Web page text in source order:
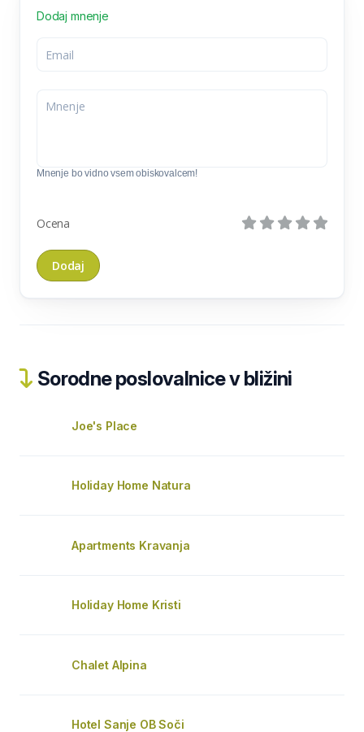
Dodaj mnenje
Mnenje bo vidno vsem obiskovalcem!
Ocena
Sorodne poslovalnice v bližini
Joe's Place
Holiday Home Natura
Apartments Kravanja
Holiday Home Kristi
Chalet Alpina
Hotel Sanje OB Soči